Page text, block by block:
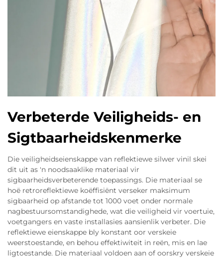
Verbeterde Veiligheids- en
Sigtbaarheidskenmerke
Die veiligheidseienskappe van reflektiewe silwer vinil skei
dit uit as 'n noodsaaklike materiaal vir
sigbaarheidsverbeterende toepassings. Die materiaal se
hoë retroreflektiewe koëffisiënt verseker maksimum
sigbaarheid op afstande tot 1000 voet onder normale
nagbestuursomstandighede, wat die veiligheid vir voertuie,
voetgangers en vaste installasies aansienlik verbeter. Die
reflektiewe eienskappe bly konstant oor verskeie
weerstoestande, en behou effektiwiteit in reën, mis en lae
ligtoestande. Die materiaal voldoen aan of oorskry verskeie